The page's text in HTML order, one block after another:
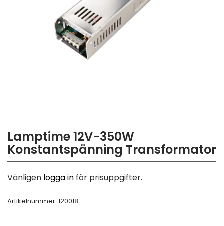
Lamptime 12V-350W
Konstantspänning Transformator
Vänligen logga in för prisuppgifter.
Artikelnummer: 120018